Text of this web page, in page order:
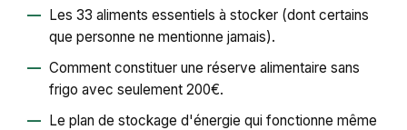
Les 33 aliments essentiels à stocker (dont certains
que personne ne mentionne jamais).
Comment constituer une réserve alimentaire sans
frigo avec seulement 200€.
Le plan de stockage d'énergie qui fonctionne même